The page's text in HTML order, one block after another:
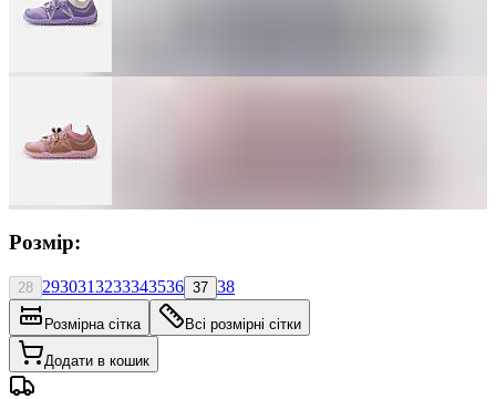
Розмір:
28 2930313233343536 37 38
Розмірна сітка Всі розмірні сітки
Додати в кошик